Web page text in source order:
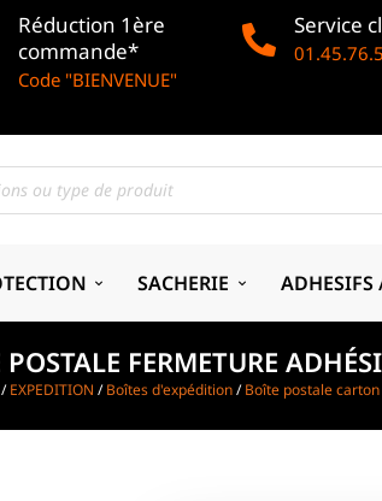
Réduction 1ère
commande*
Code "BIENVENUE"
Service
SACHERIE ADHESIFS
FERMETURE
/EXPEDITION /Boîtes d'expédition/Boîte postale carton